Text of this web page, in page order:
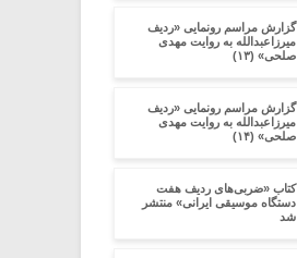
گزارش مراسم رونمایی «ردیف
میرزاعبدالله به روایت مهدی
صلحی» (۱۳)
گزارش مراسم رونمایی «ردیف
میرزاعبدالله به روایت مهدی
صلحی» (۱۴)
کتاب «ضربی‌های ردیف هفت
دستگاه موسیقی ایرانی» منتشر
شد